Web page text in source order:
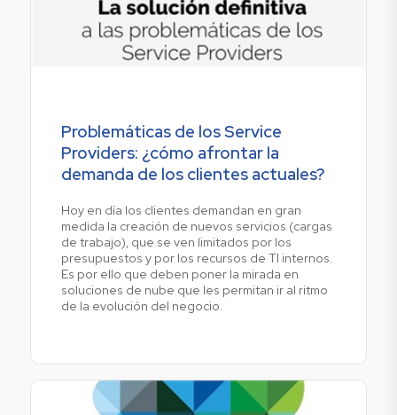
Problemáticas de los Service
Providers: ¿cómo afrontar la
demanda de los clientes actuales?
Hoy en día los clientes demandan en gran
medida la creación de nuevos servicios (cargas
de trabajo), que se ven limitados por los
presupuestos y por los recursos de TI internos.
Es por ello que deben poner la mirada en
soluciones de nube que les permitan ir al ritmo
de la evolución del negocio.